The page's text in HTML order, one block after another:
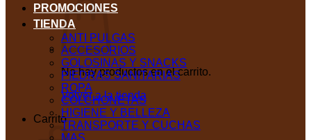
No hay productos en el carrito.
Volver a la tienda
Carrito
PROMOCIONES
TIENDA
ANTI PULGAS
ACCESORIOS
GOLOSINAS Y SNACKS
PIEDRAS SANITARIAS
ROPA
COLCHONETAS
HIGIENE Y BELLEZA
TRANSPORTE Y CUCHAS
MAS…